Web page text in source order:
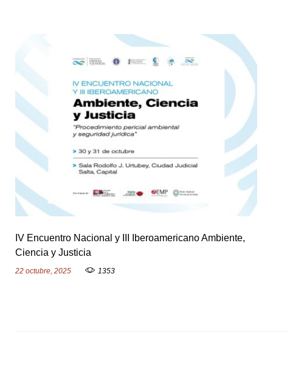
r
a
ó
z
IV Encuentro Nacional y III Iberoamericano Ambiente,
Ciencia y Justicia
22 octubre, 2025 1353